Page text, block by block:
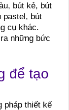
bút kẻ, bút
pastel, bút
cụ khác.
những bức
để tạo
pháp thiết kế